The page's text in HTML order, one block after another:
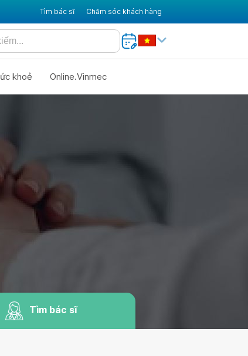
Tìm bác sĩ Chăm sóc khách hàng
khoẻ Online.Vinmec
Tìm bác sĩ